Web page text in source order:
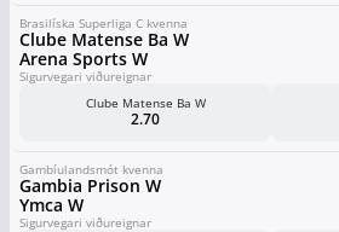
Brasilíska Superliga C kvenna
Clube Matense Ba W
Arena Sports W
Sigurvegari viðureignar
Clube Matense Ba W
2.70
Gambíulandsmót kvenna
Gambia Prison W
Ymca W
Sigurvegari viðureignar